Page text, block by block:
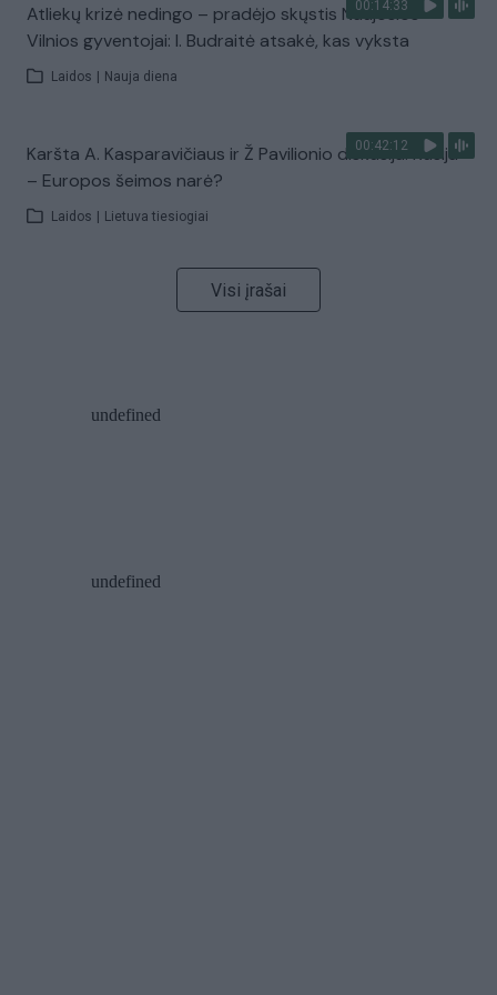
00:14:33
Atliekų krizė nedingo – pradėjo skųstis Naujosios
Vilnios gyventojai: I. Budraitė atsakė, kas vyksta
Laidos Nauja diena
00:42:12
Karšta A. Kasparavičiaus ir Ž Pavilionio diskusija: Rusija
– Europos šeimos narė?
Laidos Lietuva tiesiogiai
Visi įrašai